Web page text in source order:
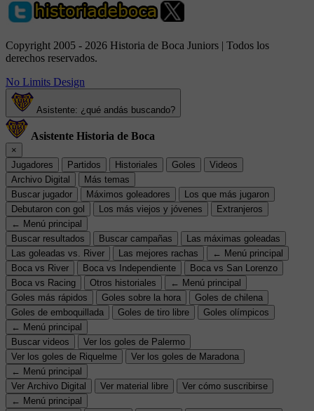
Copyright 2005 - 2026 Historia de Boca Juniors | Todos los
derechos reservados.
No Limits Design
Asistente: ¿qué andás buscando?
Asistente Historia de Boca
×
Jugadores
Partidos Historiales Goles
Videos
Archivo Digital
Más temas
Buscar jugador
Máximos goleadores
Los que más jugaron
Debutaron con gol
Los más viejos y jóvenes
Extranjeros
← Menú principal
Buscar resultados
Buscar campañas
Las máximas goleadas
Las goleadas vs. River
Las mejores rachas
← Menú principal
Boca vs River
Boca vs Independiente
Boca vs San Lorenzo
Boca vs Racing
Otros historiales
← Menú principal
Goles más rápidos
Goles sobre la hora
Goles de chilena
Goles de emboquillada
Goles de tiro libre
Goles olímpicos
← Menú principal
Buscar videos
Ver los goles de Palermo
Ver los goles de Riquelme
Ver los goles de Maradona
← Menú principal
Ver Archivo Digital
Ver material libre
Ver cómo suscribirse
← Menú principal